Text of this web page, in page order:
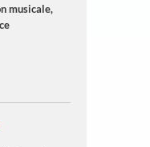
musicale,